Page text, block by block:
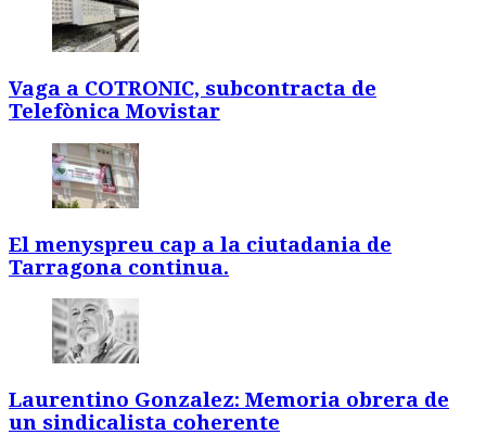
Vaga a COTRONIC, subcontracta de
Telefònica Movistar
El menyspreu cap a la ciutadania de
Tarragona continua.
Laurentino Gonzalez: Memoria obrera de
un sindicalista coherente